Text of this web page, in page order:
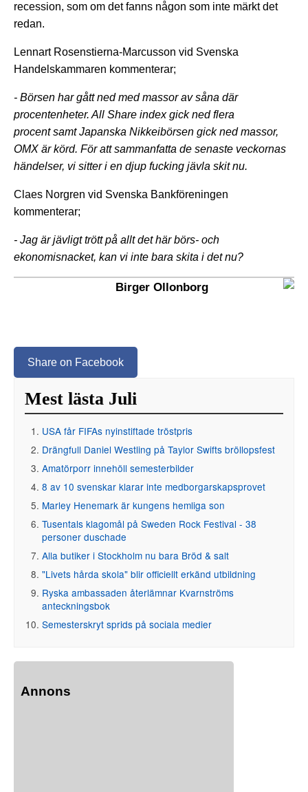
recession, som om det fanns någon som inte märkt det
redan.
Lennart Rosenstierna-Marcusson vid Svenska
Handelskammaren kommenterar;
- Börsen har gått ned med massor av såna där
procentenheter. All Share index gick ned flera
procent samt Japanska Nikkeibörsen gick ned massor,
OMX är körd. För att sammanfatta de senaste veckornas
händelser, vi sitter i en djup fucking jävla skit nu.
Claes Norgren vid Svenska Bankföreningen
kommenterar;
- Jag är jävligt trött på allt det här börs- och
ekonomisnacket, kan vi inte bara skita i det nu?
Birger Ollonborg
Share on Facebook
Mest lästa Juli
USA får FIFAs nyinstiftade tröstpris
Drängfull Daniel Westling på Taylor Swifts bröllopsfest
Amatörporr innehöll semesterbilder
8 av 10 svenskar klarar inte medborgarskapsprovet
Marley Henemark är kungens hemliga son
Tusentals klagomål på Sweden Rock Festival - 38
personer duschade
Alla butiker i Stockholm nu bara Bröd & salt
"Livets hårda skola" blir officiellt erkänd utbildning
Ryska ambassaden återlämnar Kvarnströms
anteckningsbok
Semesterskryt sprids på sociala medier
Annons